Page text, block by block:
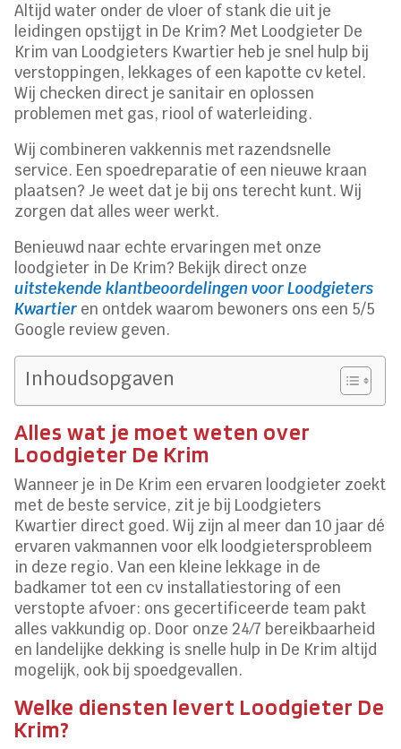
Altijd water onder de vloer of stank die uit je
leidingen opstijgt in De Krim? Met Loodgieter De
Krim van Loodgieters Kwartier heb je snel hulp bij
verstoppingen, lekkages of een kapotte cv ketel.
Wij checken direct je sanitair en oplossen
problemen met gas, riool of waterleiding.
Wij combineren vakkennis met razendsnelle
service. Een spoedreparatie of een nieuwe kraan
plaatsen? Je weet dat je bij ons terecht kunt. Wij
zorgen dat alles weer werkt.
Benieuwd naar echte ervaringen met onze
loodgieter in De Krim? Bekijk direct onze
uitstekende klantbeoordelingen voor Loodgieters
Kwartier en ontdek waarom bewoners ons een 5/5
Google review geven.
Inhoudsopgaven
Alles wat je moet weten over
Loodgieter De Krim
Wanneer je in De Krim een ervaren loodgieter zoekt
met de beste service, zit je bij Loodgieters
Kwartier direct goed. Wij zijn al meer dan 10 jaar dé
ervaren vakmannen voor elk loodgietersprobleem
in deze regio. Van een kleine lekkage in de
badkamer tot een cv installatiestoring of een
verstopte afvoer: ons gecertificeerde team pakt
alles vakkundig op. Door onze 24⁄7 bereikbaarheid
en landelijke dekking is snelle hulp in De Krim altijd
mogelijk, ook bij spoedgevallen.
Welke diensten levert Loodgieter De
Krim?